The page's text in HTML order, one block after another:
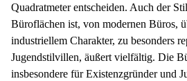
Quadratmeter entscheiden. Auch der
Büroflächen ist, von modernen Büros,
industriellem Charakter, zu besonders
Jugendstilvillen, äußert vielfältig. Die
insbesondere für Existenzgründer und